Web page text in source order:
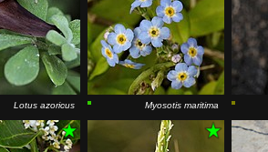
Lotus azoricus Myosotis maritima